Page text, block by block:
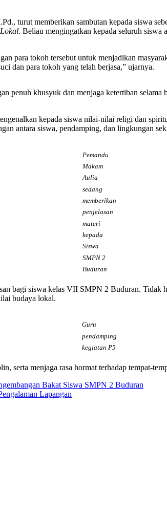
turut memberikan sambutan kepada siswa
. Beliau mengingatkan kepada seluruh siswa
para tokoh tersebut untuk menjadikan
dan para tokoh yang telah berjasa,” ujarnya.
penuh khusyuk dan menjaga ketertiban
kepada siswa nilai-nilai religi dan
antara siswa, pendamping, dan lingkungan
Pemandu
Makam
Aulia
sedang
memberikan
penjelasan
materi
kepada
Siswa
SMPN 2
Buduran
bagi siswa kelas VII SMPN 2 Buduran. Tidak
budaya lokal.
Guru
pendamping
kegiatan P5
serta menjaga rasa hormat terhadap tempat-
Bakat Siswa SMPN 2 Buduran
Lapangan